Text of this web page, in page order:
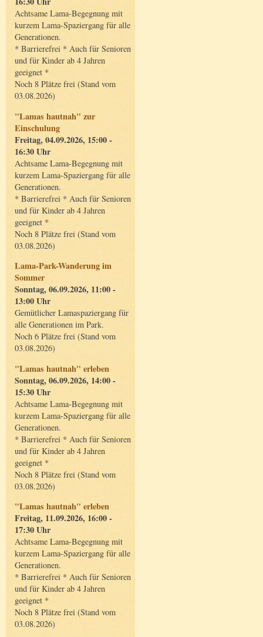
Achtsame Lama-Begegnung mit
kurzem Lama-Spaziergang für alle
Generationen.
* Barrierefrei * Auch für Senioren
und für Kinder ab 4 Jahren
geeignet *
Noch 8 Plätze frei (Stand vom
03.08.2026)
"Lamas hautnah" zur
Einschulung
Freitag, 04.09.2026, 15:00 -
16:30 Uhr
Achtsame Lama-Begegnung mit
kurzem Lama-Spaziergang für alle
Generationen.
* Barrierefrei * Auch für Senioren
und für Kinder ab 4 Jahren
geeignet *
Noch 8 Plätze frei (Stand vom
03.08.2026)
Lama-Park-Wanderung im
Sommer
Sonntag, 06.09.2026, 11:00 -
13:00 Uhr
Gemütlicher Lamaspaziergang für
alle Generationen im Park.
Noch 6 Plätze frei (Stand vom
03.08.2026)
"Lamas hautnah" erleben
Sonntag, 06.09.2026, 14:00 -
15:30 Uhr
Achtsame Lama-Begegnung mit
kurzem Lama-Spaziergang für alle
Generationen.
* Barrierefrei * Auch für Senioren
und für Kinder ab 4 Jahren
geeignet *
Noch 8 Plätze frei (Stand vom
03.08.2026)
"Lamas hautnah" erleben
Freitag, 11.09.2026, 16:00 -
17:30 Uhr
Achtsame Lama-Begegnung mit
kurzem Lama-Spaziergang für alle
Generationen.
* Barrierefrei * Auch für Senioren
und für Kinder ab 4 Jahren
geeignet *
Noch 8 Plätze frei (Stand vom
03.08.2026)